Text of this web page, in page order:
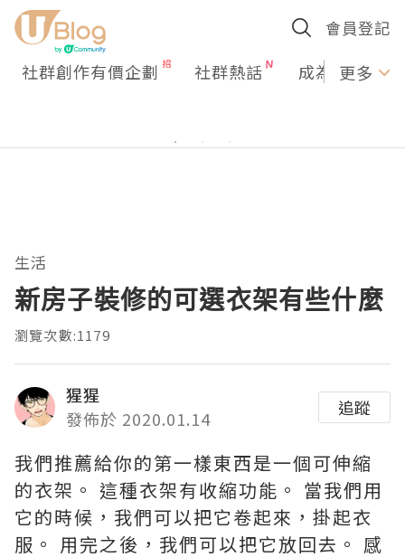
會員登記
社群創作有價企劃 社群熱話 成為U更多
生活
新房子裝修的可選衣架有些什麼
瀏覽次數:1179
猩猩
發佈於 2020.01.14
追蹤
我們推薦給你的第一樣東西是一個可伸縮
的衣架。 這種衣架有收縮功能。 當我們用
它的時候，我們可以把它卷起來，掛起衣
服。 用完之後，我們可以把它放回去。 感